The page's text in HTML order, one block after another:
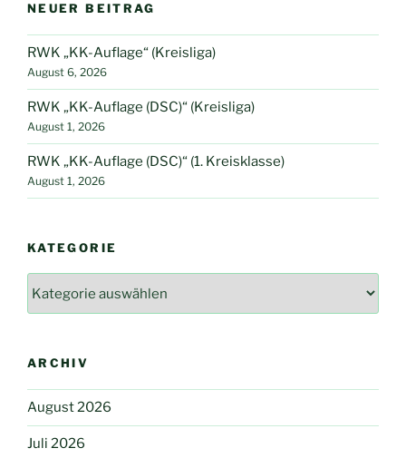
NEUER BEITRAG
RWK „KK-Auflage“ (Kreisliga)
August 6, 2026
RWK „KK-Auflage (DSC)“ (Kreisliga)
August 1, 2026
RWK „KK-Auflage (DSC)“ (1. Kreisklasse)
August 1, 2026
KATEGORIE
ARCHIV
August 2026
Juli 2026